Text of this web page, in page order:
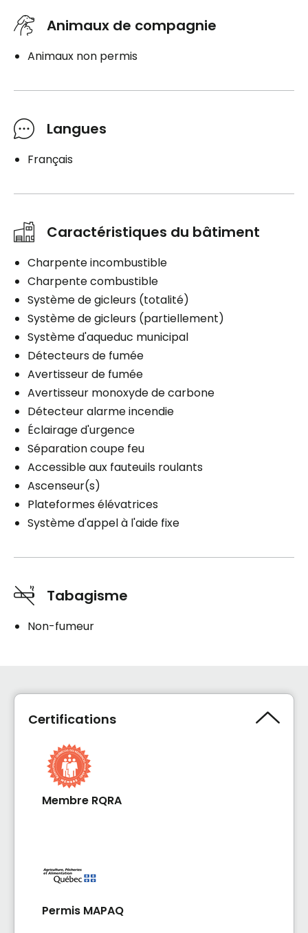
Animaux de compagnie
Animaux non permis
Langues
Français
Caractéristiques du bâtiment
Charpente incombustible
Charpente combustible
Système de gicleurs (totalité)
Système de gicleurs (partiellement)
Système d'aqueduc municipal
Détecteurs de fumée
Avertisseur de fumée
Avertisseur monoxyde de carbone
Détecteur alarme incendie
Éclairage d'urgence
Séparation coupe feu
Accessible aux fauteuils roulants
Ascenseur(s)
Plateformes élévatrices
Système d'appel à l'aide fixe
Tabagisme
Non-fumeur
Certifications
Membre RQRA
Permis MAPAQ